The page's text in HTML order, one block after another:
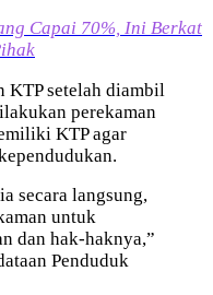
Capai 70%, Ini Berkat
KTP setelah diambil
perekaman
KTP agar
secara langsung,
untuk
dan hak-haknya,”
Penduduk